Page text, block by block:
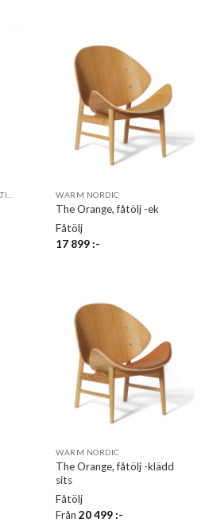
WARM NORDIC
The Orange, fåtölj -ek
Fåtölj
17 899:-
WARM NORDIC
The Orange, fåtölj -klädd
sits
Fåtölj
Från20 499:-